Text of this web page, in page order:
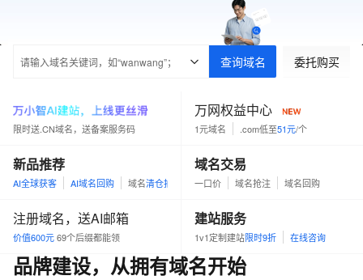
查询域名 委托购买
限时送.CN域名，送备案服务码
万网权益中心
1元域名 .com低至51元/个
新品推荐
AI全球获客 AI域名回购 域名清仓拍
域名交易
一口价 域名抢注 域名回购
注册域名，送AI邮箱
价值600元69个后缀都能领
建站服务
1v1定制建站限时9折 在线咨询
品牌建设，从拥有域名开始